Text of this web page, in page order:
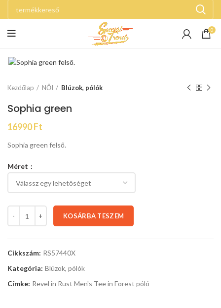
0
Kezdőlap NŐI Blúzok, pólók
Sophia green
16990Ft
Sophia green felső.
Méret
KOSÁRBA TESZEM
Cikkszám: RS57440X
Kategória: Blúzok, pólók
Címke: Revel in Rust Men's Tee in Forest póló